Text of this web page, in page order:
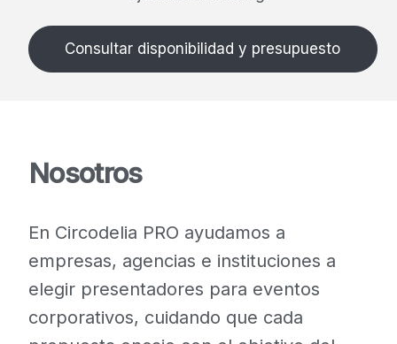
Consultar disponibilidad y presupuesto
Nosotros
En Circodelia PRO ayudamos a
empresas, agencias e instituciones a
elegir presentadores para eventos
corporativos, cuidando que cada